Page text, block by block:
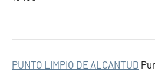
PUNTO LIMPIO DE ALCANTUD